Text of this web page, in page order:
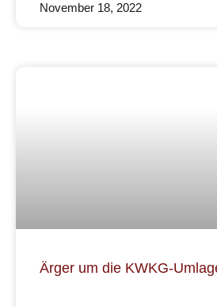
November 18, 2022
Ärger um die KWKG-